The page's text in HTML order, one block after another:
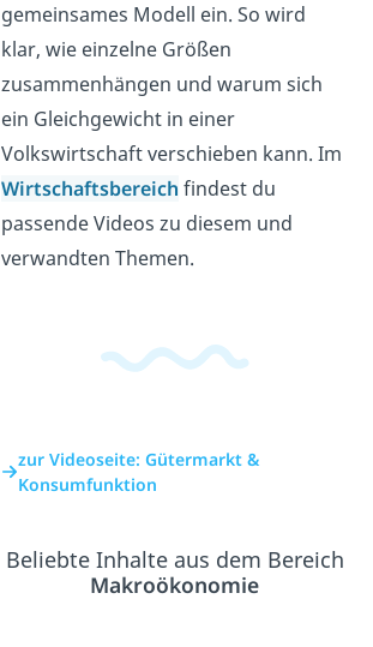
gemeinsames Modell ein. So wird
klar, wie einzelne Größen
zusammenhängen und warum sich
ein Gleichgewicht in einer
Volkswirtschaft verschieben kann. Im
Wirtschaftsbereich findest du
passende Videos zu diesem und
verwandten Themen.
zur Videoseite: Gütermarkt &
Konsumfunktion
Beliebte Inhalte aus dem Bereich
Makroökonomie